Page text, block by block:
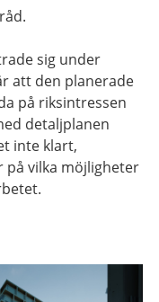
sig under
att den planerade
på riksintressen
detaljplanen
inte klart,
vilka möjligheter